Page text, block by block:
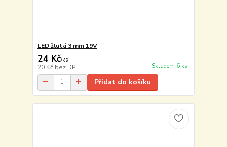
LED žlutá 3 mm 19V
24 Kč/ks
20 Kč bez DPH Skladem 6 ks
Přidat do košíku